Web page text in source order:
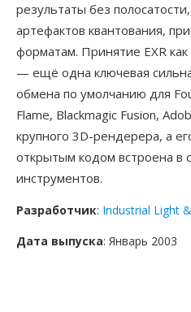
результаты без
артефактов квантования,
форматам. Принятие EXR как
— ещё одна ключевая
обмена по умолчанию для
Flame, Blackmagic Fusion,
крупного 3D-рендерера, а
открытым кодом встроена в
инструментов.
Разработчик: Industrial Light
Дата выпуска: Январь 2003